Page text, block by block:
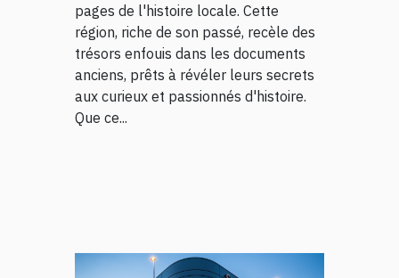
pages de l'histoire locale. Cette
région, riche de son passé, recèle des
trésors enfouis dans les documents
anciens, prêts à révéler leurs secrets
aux curieux et passionnés d'histoire.
Que ce...